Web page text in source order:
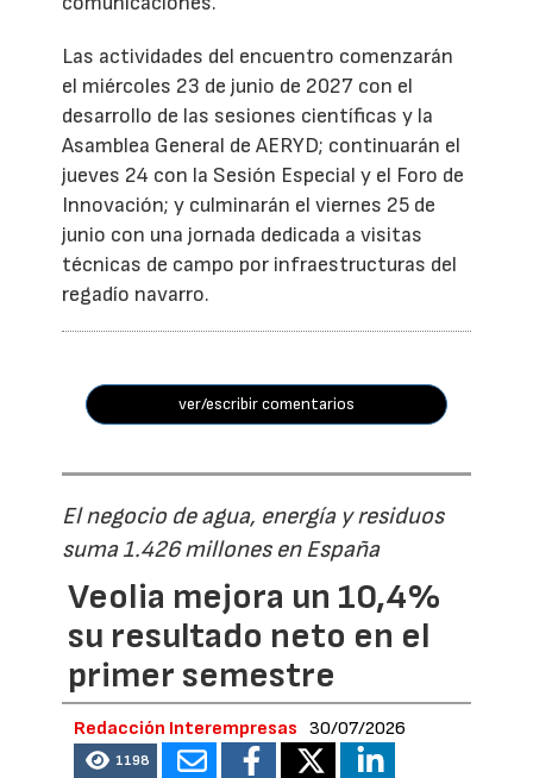
Las actividades del encuentro comenzarán
el miércoles 23 de junio de 2027 con el
desarrollo de las sesiones científicas y la
Asamblea General de AERYD; continuarán el
jueves 24 con la Sesión Especial y el Foro de
Innovación; y culminarán el viernes 25 de
junio con una jornada dedicada a visitas
técnicas de campo por infraestructuras del
regadío navarro.
ver/escribir comentarios
El negocio de agua, energía y residuos
suma 1.426 millones en España
Veolia mejora un 10,4%
su resultado neto en el
primer semestre
Redacción Interempresas 30/07/2026
1198